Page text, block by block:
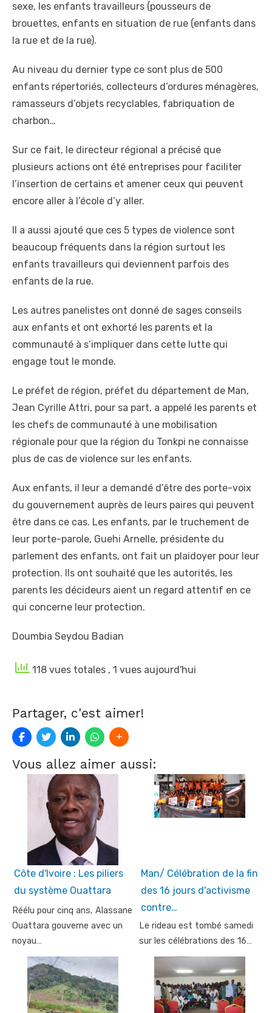
sexe, les enfants travailleurs (pousseurs de
brouettes, enfants en situation de rue (enfants dans
la rue et de la rue).
Au niveau du dernier type ce sont plus de 500
enfants répertoriés, collecteurs d’ordures ménagères,
ramasseurs d’objets recyclables, fabriquation de
charbon…
Sur ce fait, le directeur régional a précisé que
plusieurs actions ont été entreprises pour faciliter
l’insertion de certains et amener ceux qui peuvent
encore aller à l’école d’y aller.
Il a aussi ajouté que ces 5 types de violence sont
beaucoup fréquents dans la région surtout les
enfants travailleurs qui deviennent parfois des
enfants de la rue.
Les autres panelistes ont donné de sages conseils
aux enfants et ont exhorté les parents et la
communauté à s’impliquer dans cette lutte qui
engage tout le monde.
Le préfet de région, préfet du département de Man,
Jean Cyrille Attri, pour sa part, a appelé les parents et
les chefs de communauté à une mobilisation
régionale pour que la région du Tonkpi ne connaisse
plus de cas de violence sur les enfants.
Aux enfants, il leur a demandé d’être des porte-voix
du gouvernement auprès de leurs paires qui peuvent
être dans ce cas. Les enfants, par le truchement de
leur porte-parole, Guehi Arnelle, présidente du
parlement des enfants, ont fait un plaidoyer pour leur
protection. Ils ont souhaité que les autorités, les
parents les décideurs aient un regard attentif en ce
qui concerne leur protection.
Doumbia Seydou Badian
118 vues totales , 1 vues aujourd'hui
Partager, c'est aimer!
Vous allez aimer aussi:
Côte d'Ivoire : Les piliers
du système Ouattara
Réélu pour cinq ans, Alassane
Ouattara gouverne avec un
noyau…
Man/ Célébration de la fin
des 16 jours d'activisme
contre…
Le rideau est tombé samedi
sur les célébrations des 16…